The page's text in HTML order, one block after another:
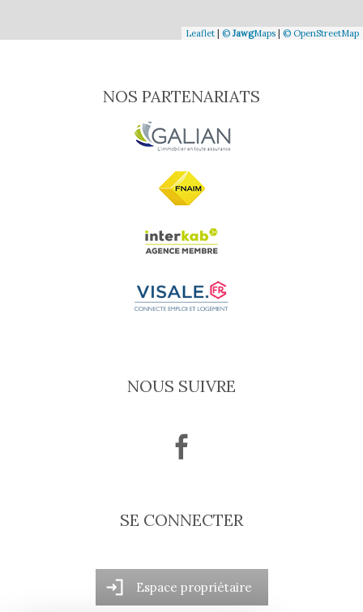
Leaflet © JawgMaps © OpenStreetMap
NOUS SUIVRE
NOS PARTENARIATS
SE CONNECTER
Espace propriétaire